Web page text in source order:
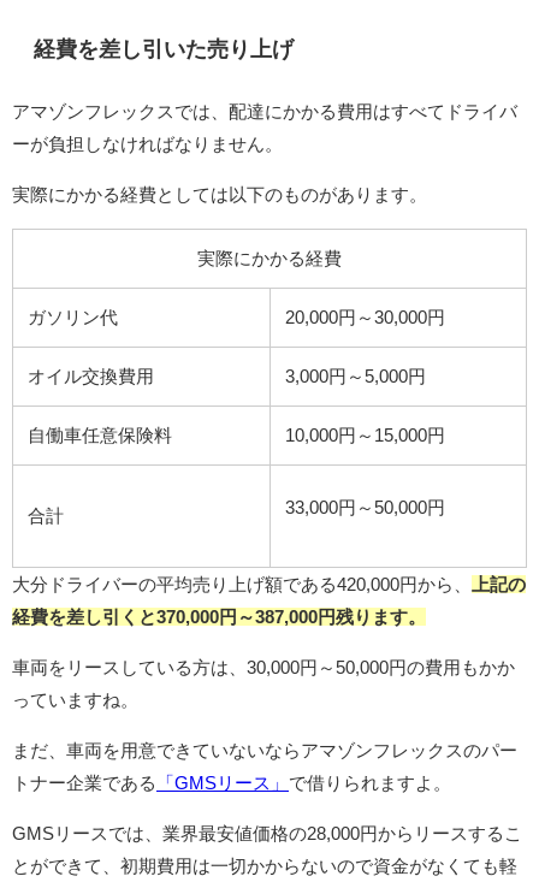
経費を差し引いた売り上げ
アマゾンフレックスでは、配達にかかる費用はすべてドライバ
ーが負担しなければなりません。
実際にかかる経費としては以下のものがあります。
実際にかかる経費
ガソリン代 20,000円～30,000円
オイル交換費用 3,000円～5,000円
自働車任意保険料 10,000円～15,000円
合計 33,000円～50,000円
大分ドライバーの平均売り上げ額である420,000円から、
上記の
経費を差し引くと370,000円 ～387,000円残ります。
車両をリースしている方は、30,000円～50,000円の費用もかか
っていますね。
まだ、車両を用意できていないならアマゾンフレックスのパー
トナー企業である
「GMSリース」 で借りられますよ。
GMSリースでは、業界最安値価格の28,000円からリースするこ
とができて、初期費用は一切かからないので資金がなくても軽